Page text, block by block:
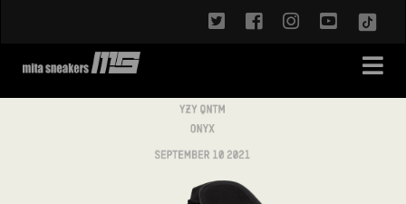
twitterfacebookinstagram